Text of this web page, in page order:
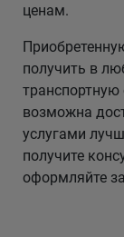
ценам.
получить в
возможна
услугами
получите
оформляйте